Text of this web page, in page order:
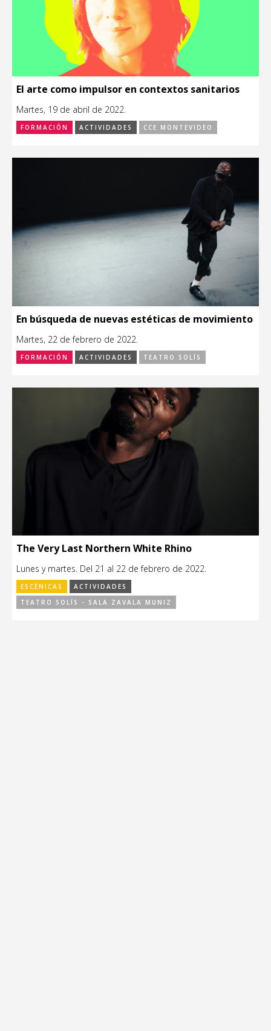
El arte como impulsor en contextos sanitarios
Martes, 19 de abril de 2022.
FORMACIÓN ACTIVIDADES CCE MONTEVIDEO
En búsqueda de nuevas estéticas de movimiento
Martes, 22 de febrero de 2022.
FORMACIÓN ACTIVIDADES TEATRO SOLÍS
The Very Last Northern White Rhino
Lunes y martes. Del 21 al 22 de febrero de 2022.
ESCÉNICAS
ACTIVIDADES
TEATRO SOLÍS - SALA ZAVALA MUNIZ